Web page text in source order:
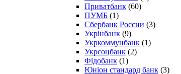
Приватбанк (60)
ПУМБ (1)
Сбербанк России (3)
Укрінбанк (9)
Укркоммунбанк (1)
Укрсоцбанк (2)
Фідобанк (1)
Юніон стандард банк (3)